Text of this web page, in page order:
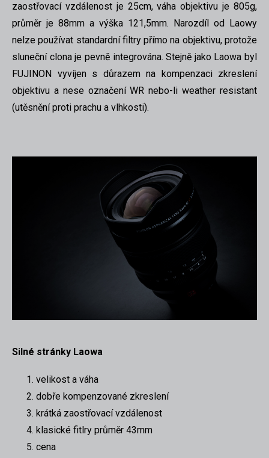
zaostřovací vzdálenost je 25cm, váha objektivu je 805g,
průměr je 88mm a výška 121,5mm. Narozdíl od Laowy
nelze používat standardní filtry přímo na objektivu, protože
sluneční clona je pevně integrována. Stejně jako Laowa byl
FUJINON vyvíjen s důrazem na kompenzaci zkreslení
objektivu a nese označení WR nebo-li weather resistant
(utěsnění proti prachu a vlhkosti).
Silné stránky Laowa
velikost a váha
dobře kompenzované zkreslení
krátká zaostřovací vzdálenost
klasické fitlry průměr 43mm
cena